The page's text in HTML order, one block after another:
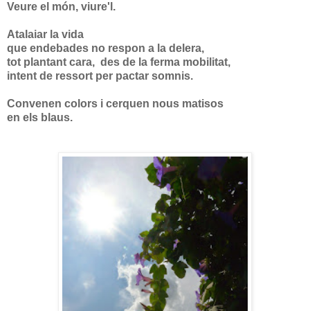
Veure el món, viure'l.
Atalaiar la vida
que endebades no respon a la delera,
tot plantant cara, des de la ferma mobilitat,
intent de ressort per pactar somnis.
Convenen colors i cerquen nous matisos
en els blaus.